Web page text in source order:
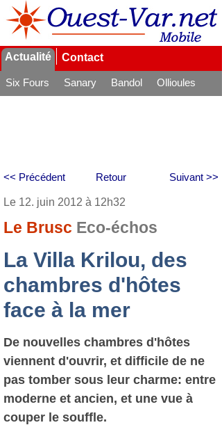
Actualité Contact
Six Fours Sanary Bandol
Ollioules
Retour
<< Précédent Suivant >>
Le 12. juin 2012 à 12h32
Le Brusc Eco-échos
La Villa Krilou, des
chambres d'hôtes
face à la mer
De nouvelles chambres d'hôtes
viennent d'ouvrir, et difficile de ne
pas tomber sous leur charme: entre
moderne et ancien, et une vue à
couper le souffle.